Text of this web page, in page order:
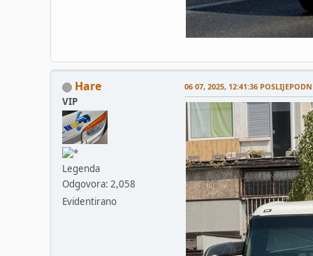
Hare
VIP
Legenda
Odgovora: 2,058
Evidentirano
06 07, 2025, 12:41:36